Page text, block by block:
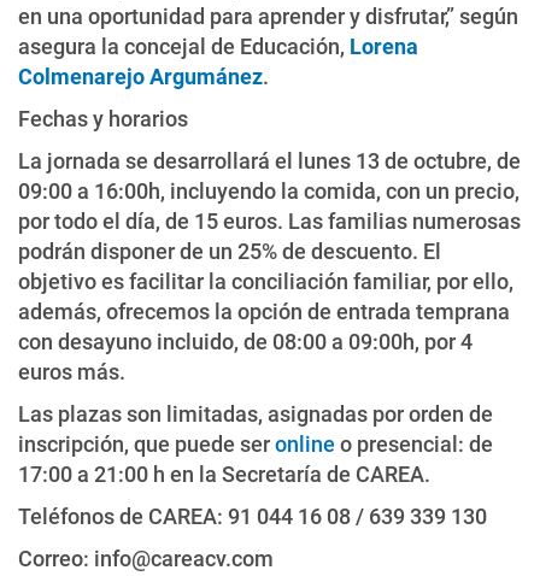
en una oportunidad para aprender y disfrutar,” según
asegura la concejal de Educación, Lorena
Colmenarejo Argumánez.
Fechas y horarios
La jornada se desarrollará el lunes 13 de octubre, de
09:00 a 16:00h, incluyendo la comida, con un precio,
por todo el día, de 15 euros. Las familias numerosas
podrán disponer de un 25% de descuento. El
objetivo es facilitar la conciliación familiar, por ello,
además, ofrecemos la opción de entrada temprana
con desayuno incluido, de 08:00 a 09:00h, por 4
euros más.
Las plazas son limitadas, asignadas por orden de
inscripción, que puede seronline o presencial: de
17:00 a 21:00 h en la Secretaría de CAREA.
Teléfonos de CAREA: 91 044 16 08 / 639 339 130
Correo: info@careacv.com